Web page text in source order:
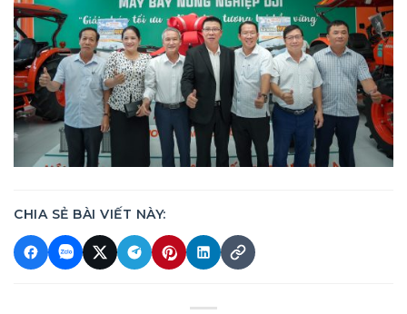
CHIA SẺ BÀI VIẾT NÀY: